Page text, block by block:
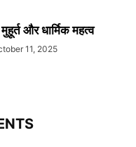
और धार्मिक महत्व
11, 2025